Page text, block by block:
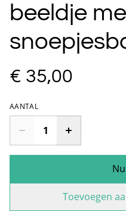
beeldje
€ 35,00
AANTAL
Toevoegen